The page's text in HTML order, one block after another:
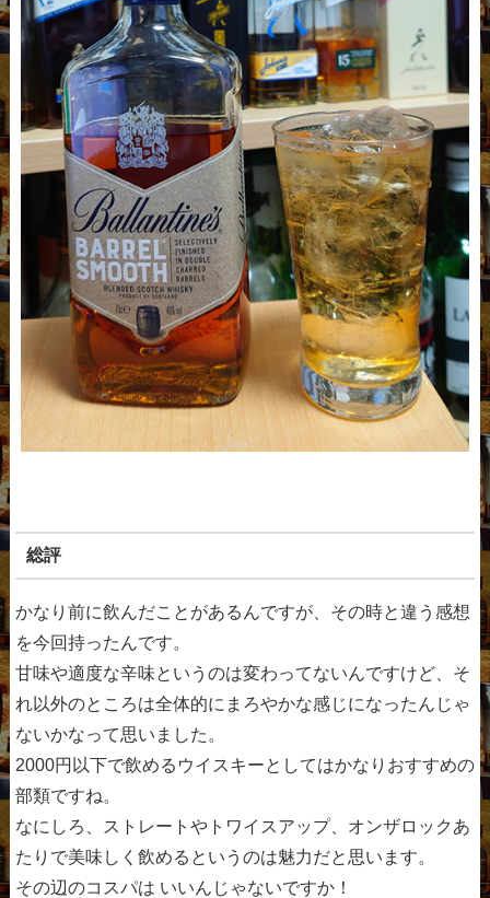
総評
かなり前に飲んだことがあるんですが、その時と違う感想
を今回持ったんです。
甘味や適度な辛味というのは変わってないんですけど、そ
れ以外のところは全体的にまろやかな感じになったんじゃ
ないかなって思いました。
2000円以下で飲めるウイスキーとしてはかなりおすすめの
部類ですね。
なにしろ、ストレートやトワイスアップ、オンザロックあ
たりで美味しく飲めるというのは魅力だと思います。
その辺のコスパは いいんじゃないですか！